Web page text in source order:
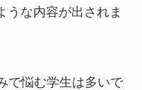
うな内容が出されま
で悩む学生は多いで